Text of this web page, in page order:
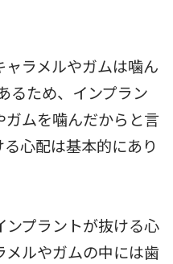
ラメルやガムは噛ん
るため、インプラン
ガムを噛んだからと言
心配は基本的にあり
プラントが抜ける心
ルやガムの中には歯